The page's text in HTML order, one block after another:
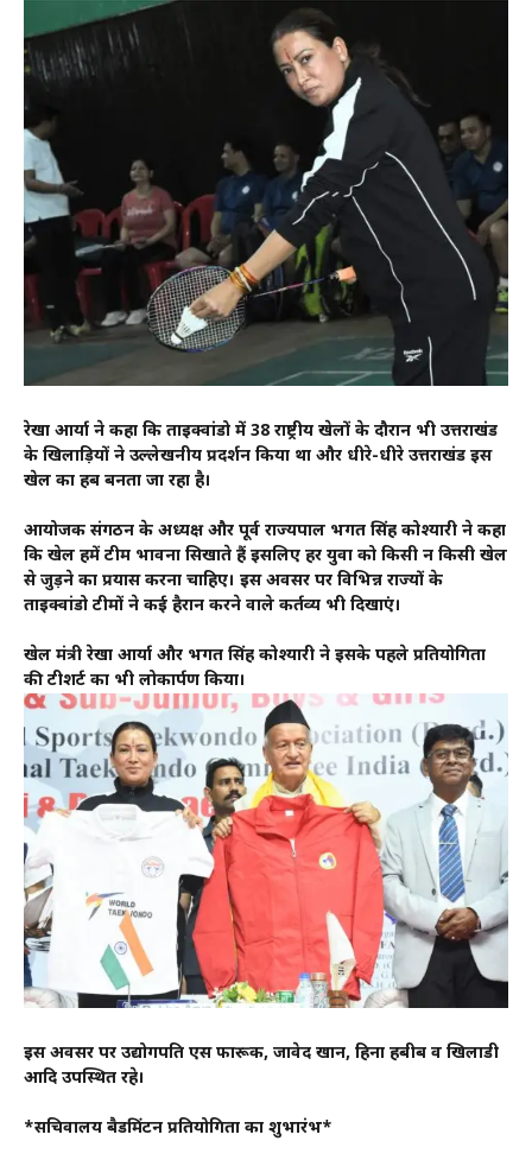
रेखा आर्या ने कहा कि ताइक्वांडो में 38 राष्ट्रीय खेलों के दौरान भी उत्तराखंड
के खिलाड़ियों ने उल्लेखनीय प्रदर्शन किया था और धीरे-धीरे उत्तराखंड इस
खेल का हब बनता जा रहा है।
आयोजक संगठन के अध्यक्ष और पूर्व राज्यपाल भगत सिंह कोश्यारी ने कहा
कि खेल हमें टीम भावना सिखाते हैं इसलिए हर युवा को किसी न किसी खेल
से जुड़ने का प्रयास करना चाहिए। इस अवसर पर विभिन्न राज्यों के
ताइक्वांडो टीमों ने कई हैरान करने वाले कर्तव्य भी दिखाएं।
खेल मंत्री रेखा आर्या और भगत सिंह कोश्यारी ने इसके पहले प्रतियोगिता
की टीशर्ट का भी लोकार्पण किया।
इस अवसर पर उद्योगपति एस फारूक, जावेद खान, हिना हबीब व खिलाडी
आदि उपस्थित रहे।
*सचिवालय बैडमिंटन प्रतियोगिता का शुभारंभ*